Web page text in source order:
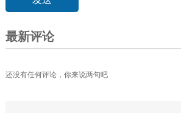
最新评论
还没有任何评论，你来说两句吧